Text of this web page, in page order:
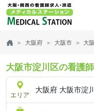
大阪府 大阪市 大
大阪市淀川区の看護
エリア
大阪府 大阪市淀